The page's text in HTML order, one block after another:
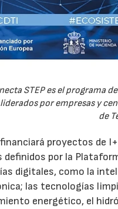
STEP es el programa
por empresas y
de
proyectos de
por la
digitales, como la
las tecnologías
energético, el